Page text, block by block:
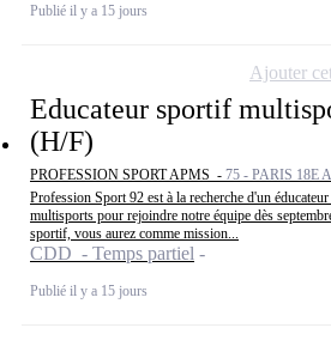
Publié il y a 15 jours
Educateur sportif
(H/F)
PROFESSION SPORT APMS - 75 - PARIS 18E
Profession Sport 92 est à la recherche d'un
multisports pour rejoindre notre équipe dès
sportif, vous aurez comme mission...
CDD - Temps partiel
Publié il y a 15 jours
Ajouter